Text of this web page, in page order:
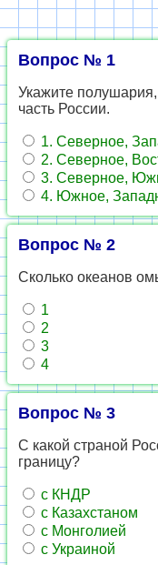
Вопрос № 1
Укажите
часть России.
1. Северное,
2. Северное,
3. Северное,
4. Южное,
Вопрос № 2
Сколько океанов
1
2
3
4
Вопрос № 3
С какой страной
границу?
с КНДР
с Казахстаном
с Монголией
с Украиной